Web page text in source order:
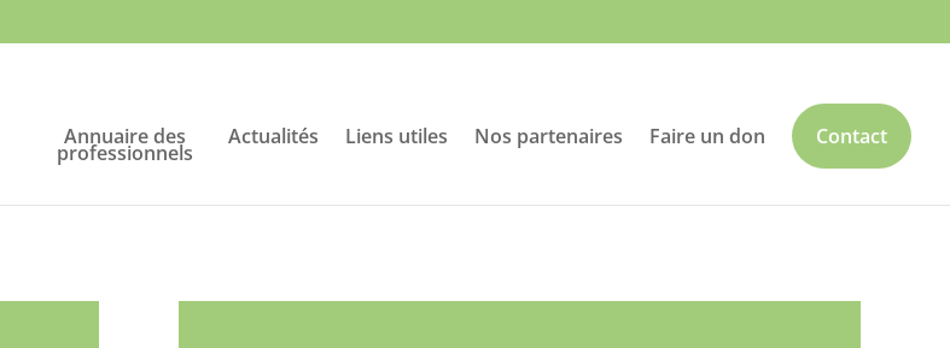
Annuaire des
professionnels
Actualités Liens utiles Nos partenaires Faire un don Contact